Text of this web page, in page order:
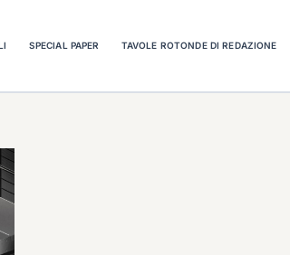
SPECIAL PAPER TAVOLE ROTONDE DI REDAZIONE